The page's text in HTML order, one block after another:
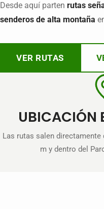
Desde aquí parten rutas
senderos de alta montaña
VER RUTAS
UBICACIÓN
Las rutas salen directamente
m y dentro del